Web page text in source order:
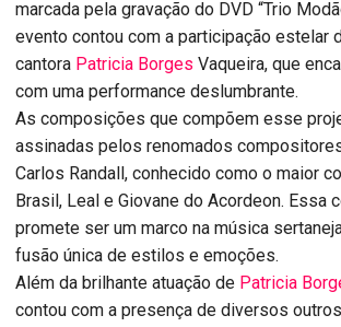
marcada pela gravação do DVD “Trio
evento contou com a participação estelar
cantora Patricia Borges Vaqueira, que
com uma performance deslumbrante.
As composições que compõem esse
assinadas pelos renomados
Carlos Randall, conhecido como o maior
Brasil, Leal e Giovane do Acordeon. Essa
promete ser um marco na música
fusão única de estilos e emoções.
Além da brilhante atuação de Patricia
contou com a presença de diversos